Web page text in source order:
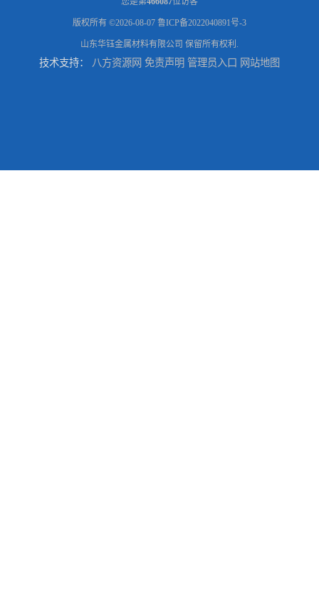
版权所有 ©2026-08-07 鲁ICP备2022040891号-3
山东华钰金属材料有限公司 保留所有权利.
技术支持： 八方资源网 免责声明 管理员入口 网站地图